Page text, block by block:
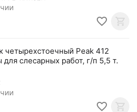
четырехстоечный Peak 412
слесарных работ, г/п 5,5 т.